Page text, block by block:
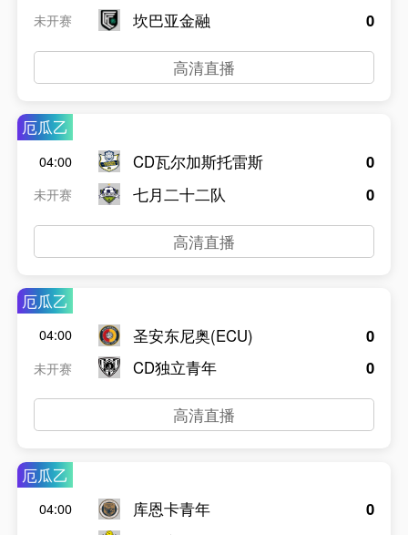
未开赛
坎巴亚金融
0
高清直播
厄瓜乙
04:00
未开赛
CD瓦尔加斯托雷斯
七月二十二队
0
0
高清直播
厄瓜乙
04:00
未开赛
圣安东尼奥(ECU)
CD独立青年
0
0
高清直播
厄瓜乙
04:00
库恩卡青年
0